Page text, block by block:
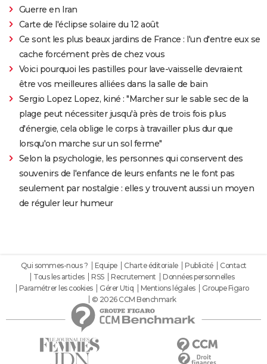
Guerre en Iran
Carte de l'éclipse solaire du 12 août
Ce sont les plus beaux jardins de France : l'un d'entre eux se
cache forcément près de chez vous
Voici pourquoi les pastilles pour lave-vaisselle devraient
être vos meilleures alliées dans la salle de bain
Sergio Lopez Lopez, kiné : "Marcher sur le sable sec de la
plage peut nécessiter jusqu'à près de trois fois plus
d'énergie, cela oblige le corps à travailler plus dur que
lorsqu'on marche sur un sol ferme"
Selon la psychologie, les personnes qui conservent des
souvenirs de l'enfance de leurs enfants ne le font pas
seulement par nostalgie : elles y trouvent aussi un moyen
de réguler leur humeur
Qui sommes-nous ? Equipe Charte éditoriale Publicité
Contact
Tous les articles
RSS Recrutement
Données personnelles
Paramétrer les cookies
Gérer Utiq Mentions légales
Groupe Figaro
© 2026 CCM Benchmark